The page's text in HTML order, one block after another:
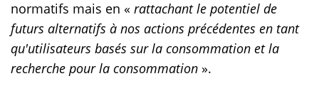
normatifs mais en « rattachant le potentiel de
futurs alternatifs à nos actions précédentes en tant
qu'utilisateurs basés sur la consommation et la
recherche pour la consommation ».